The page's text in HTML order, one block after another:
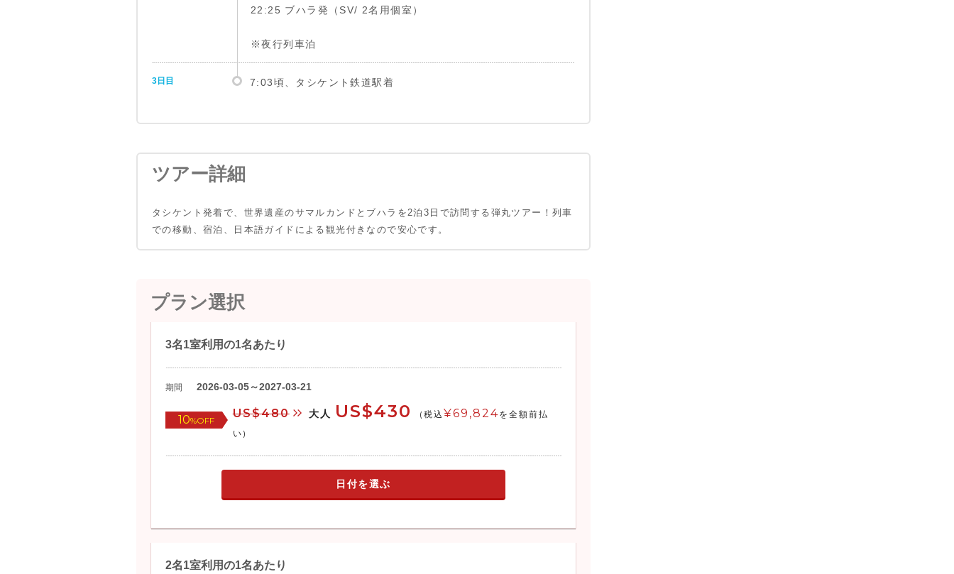
22:25 ブハラ発（SV/ 2名用個室）
※夜行列車泊
3日目 7:03頃、タシケント鉄道駅着
ツアー詳細
タシケント発着で、世界遺産のサマルカンドとブハラを2泊3日で訪問する弾丸ツアー！列車
での移動、宿泊、日本語ガイドによる観光付きなので安心です。
プラン選択
3名1室利用の1名あたり
期間 2026-03-05～2027-03-21
10%OFF
US$480 大人 US$430 (税込 ¥69,824を全額前払
い)
日付を選ぶ
2名1室利用の1名あたり